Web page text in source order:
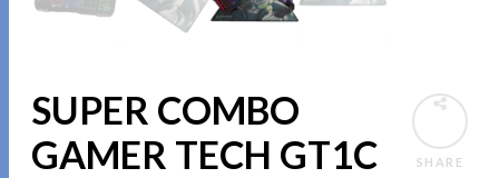
SHARE
SUPER COMBO
GAMER TECH GT1C